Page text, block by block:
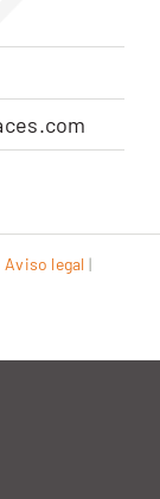
Aviso legal |